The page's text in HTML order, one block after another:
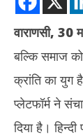
वाराणसी, 30
बल्कि समाज
क्रांति का युग
प्लेटफॉर्म ने
दिया है।